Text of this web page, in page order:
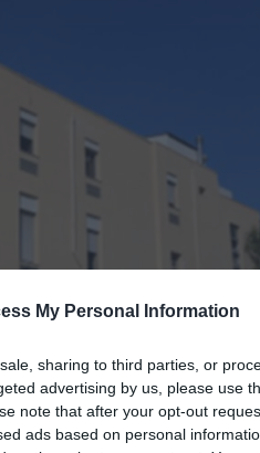
My Personal Information
sharing to third parties, or
advertising by us, please use
note that after your opt-out
ads based on personal